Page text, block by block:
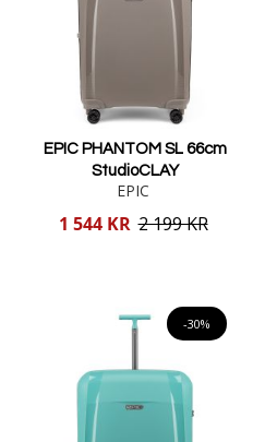
EPIC PHANTOM SL 66cm
StudioCLAY
EPIC
Reducerat
1 544 KR 2 199 KR
-30%